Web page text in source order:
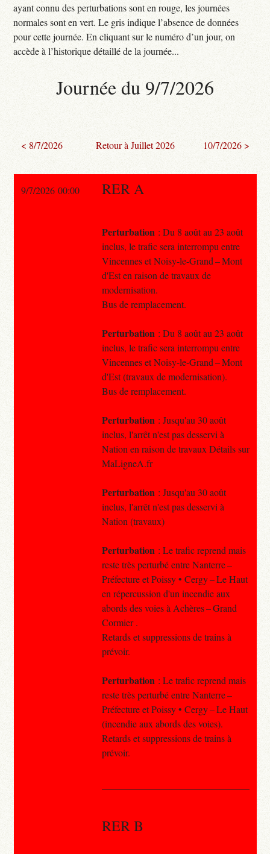
ayant connu des perturbations sont en rouge, les journées
normales sont en vert. Le gris indique l’absence de données
pour cette journée. En cliquant sur le numéro d’un jour, on
accède à l’historique détaillé de la journée...
Journée du 9/7/2026
< 8/7/2026 Retour à Juillet 2026 10/7/2026 >
9/7/2026 00:00 RER A
Perturbation : Du 8 août au 23 août
inclus, le trafic sera interrompu entre
Vincennes et Noisy-le-Grand – Mont
d'Est en raison de travaux de
modernisation.
Bus de remplacement.
Perturbation : Du 8 août au 23 août
inclus, le trafic sera interrompu entre
Vincennes et Noisy-le-Grand – Mont
d'Est (travaux de modernisation).
Bus de remplacement.
Perturbation : Jusqu'au 30 août
inclus, l'arrêt n'est pas desservi à
Nation en raison de travaux Détails sur
MaLigneA.fr
Perturbation : Jusqu'au 30 août
inclus, l'arrêt n'est pas desservi à
Nation (travaux)
Perturbation : Le trafic reprend mais
reste très perturbé entre Nanterre –
Préfecture et Poissy • Cergy – Le Haut
en répercussion d'un incendie aux
abords des voies à Achères – Grand
Cormier .
Retards et suppressions de trains à
prévoir.
Perturbation : Le trafic reprend mais
reste très perturbé entre Nanterre –
Préfecture et Poissy • Cergy – Le Haut
(incendie aux abords des voies).
Retards et suppressions de trains à
prévoir.
RER B